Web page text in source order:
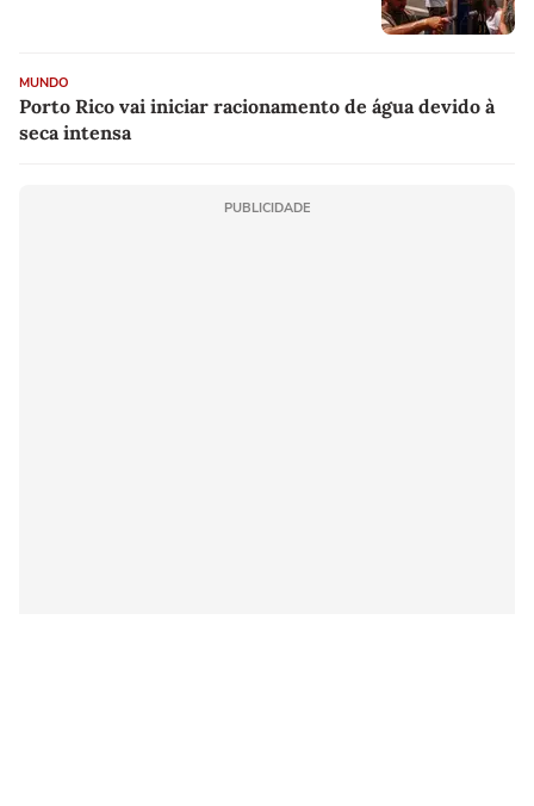
MUNDO
Porto Rico vai iniciar racionamento de água devido à
seca intensa
PUBLICIDADE